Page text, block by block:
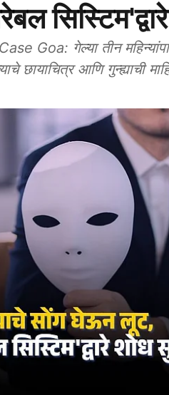
Goa: गेल्या तीन
छायाचित्र आणि गुन्ह्याची